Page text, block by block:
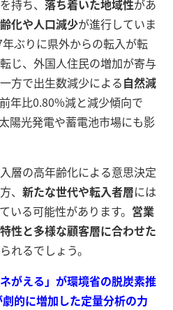
を持ち、 落ち着いた地域性があ
化や人口減少が進行していま
ぶりに県外からの転入が転
じ、外国人住民の増加が寄与
方で出生数減少による自然減
年比0.80%減と減少傾向で
陽光発電や蓄電池市場にも影
層の高年齢化による意思決定
、 新たな世代や転入者層には
いる可能性があります。 営業
性と多様な顧客層に合わせた
れるでしょう。
がえる」が環境省の脱炭素推
的に増加した定量分析の力